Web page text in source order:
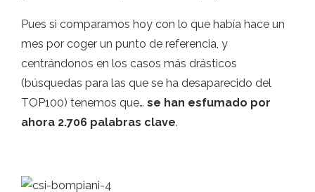
Pues si comparamos hoy con lo que había hace un
mes por coger un punto de referencia, y
centrándonos en los casos más drásticos
(búsquedas para las que se ha desaparecido del
TOP100) tenemos que… se han esfumado por
ahora 2.706 palabras clave.